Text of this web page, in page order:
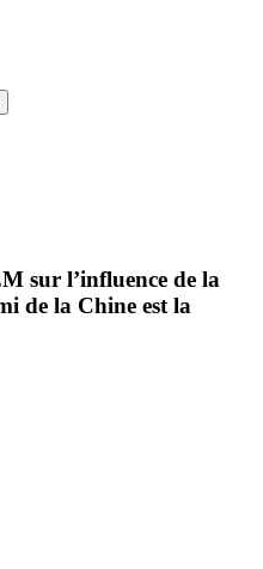
sur l’influence de la
de la Chine est la